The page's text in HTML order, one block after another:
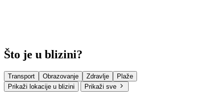
Što je u blizini?
Transport Obrazovanje Zdravlje
Plaže
Prikaži lokacije u blizini
Prikaži sve